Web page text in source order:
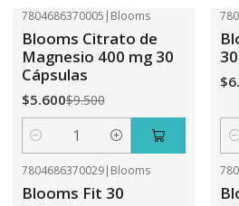
7804686370005 | Blooms
Blooms Citrato de
Magnesio 400 mg 30
Cápsulas
$5.600$9.500
Cantidad
7804686370029| Blooms
Blooms Fit 30